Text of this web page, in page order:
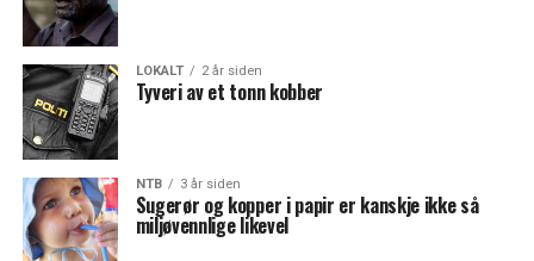
LOKALT 2 år siden
Tyveri av et tonn kobber
NTB 3 år siden
Sugerør og kopper i papir er kanskje ikke så
miljøvennlige likevel